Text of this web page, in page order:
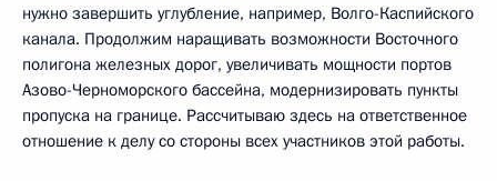
нужно завершить углубление, например, Волго-Каспийского
канала. Продолжим наращивать возможности Восточного
полигона железных дорог, увеличивать мощности портов
Азово-Черноморского бассейна, модернизировать пункты
пропуска на границе. Рассчитываю здесь на ответственное
отношение к делу со стороны всех участников этой работы.